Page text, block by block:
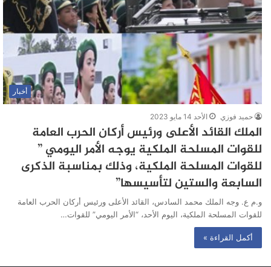
أخبار
حميد فوزي الأحد 14 مايو 2023
الملك القائد الأعلى ورئيس أركان الحرب العامة
للقوات المسلحة الملكية يوجه الأمر اليومي ”
للقوات المسلحة الملكية، وذلك بمناسبة الذكرى
السابعة والستين لتأسيسها”
و.م ع. وجه الملك محمد السادس، القائد الأعلى ورئيس أركان الحرب العامة
للقوات المسلحة الملكية، اليوم الأحد، “الأمر اليومي” للقوات…
أكمل القراءة »